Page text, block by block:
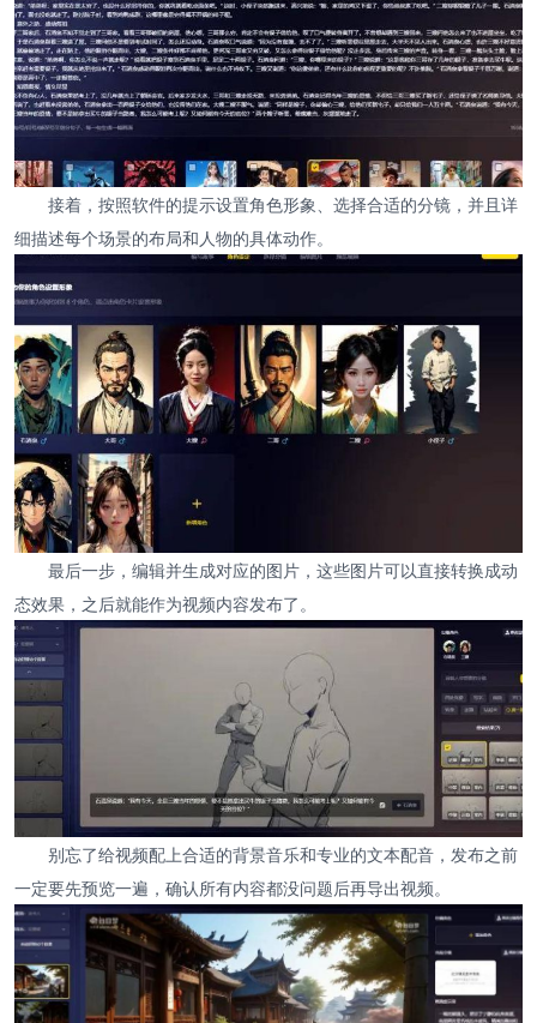
接着，按照软件的提示设置角色形象、选择合适的分镜，并且详
细描述每个场景的布局和人物的具体动作。
最后一步，编辑并生成对应的图片，这些图片可以直接转换成动
态效果，之后就能作为视频内容发布了。
别忘了给视频配上合适的背景音乐和专业的文本配音，发布之前
一定要先预览一遍，确认所有内容都没问题后再导出视频。